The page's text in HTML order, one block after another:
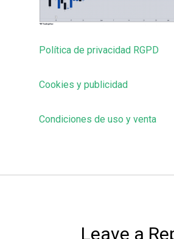
Política de privacidad RGPD
Cookies y publicidad
Condiciones de uso y venta
Leave a